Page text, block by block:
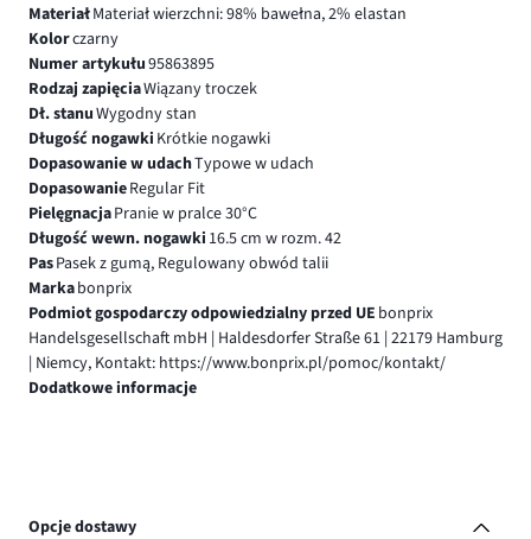
MateriałMateriał wierzchni: 98% bawełna, 2% elastan
Kolorczarny
Numer artykułu95863895
Rodzaj zapięciaWiązany troczek
Dł. stanuWygodny stan
Długość nogawki Krótkie nogawki
Dopasowanie w udachTypowe w udach
DopasowanieRegular Fit
PielęgnacjaPranie w pralce 30°C
Długość wewn. nogawki 16.5 cm w rozm. 42
PasPasek z gumą, Regulowany obwód talii
Markabonprix
Podmiot gospodarczy odpowiedzialny przed UE bonprix
Handelsgesellschaft mbH | Haldesdorfer Straße 61 | 22179 Hamburg
| Niemcy, Kontakt: https://www.bonprix.pl/pomoc/kontakt/
Dodatkowe informacje
Opcje dostawy